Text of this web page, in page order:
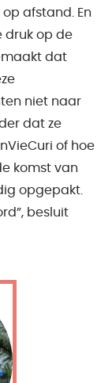
afstand. En
druk op de
dat
niet naar
dat ze
of hoe
komst van
opgepakt.
besluit